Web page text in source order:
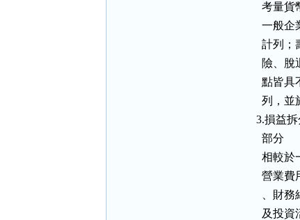
考
3.
                部分